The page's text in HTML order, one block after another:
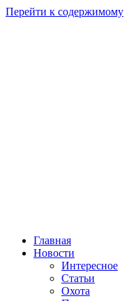
Перейти к содержимому
Главная
Новости
Интересное
Статьи
Охота